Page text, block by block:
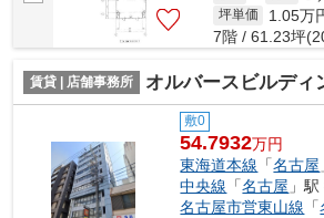
坪単価 1.05万
7階 / 61.23坪
賃貸 | 店舗事務所 オルバースビルディング名古屋【
敷0
54.7932万円
東海道本線 「名古屋
中央線 「名古屋 」
名古屋市営東山線 「